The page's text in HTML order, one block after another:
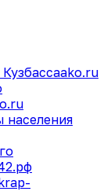
ako.ru
населения